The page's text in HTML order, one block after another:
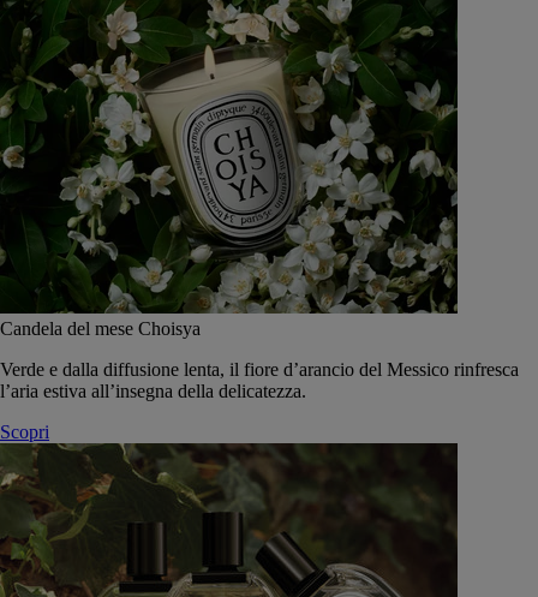
Candela del mese Choisya
Verde e dalla diffusione lenta, il fiore d’arancio del Messico rinfresca
l’aria estiva all’insegna della delicatezza.
Scopri